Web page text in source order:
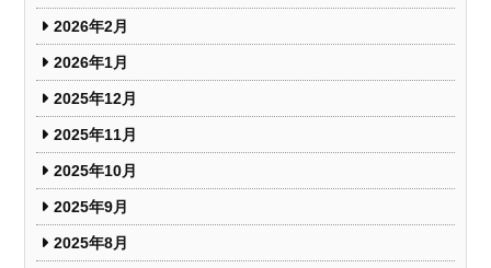
2026年2月
2026年1月
2025年12月
2025年11月
2025年10月
2025年9月
2025年8月